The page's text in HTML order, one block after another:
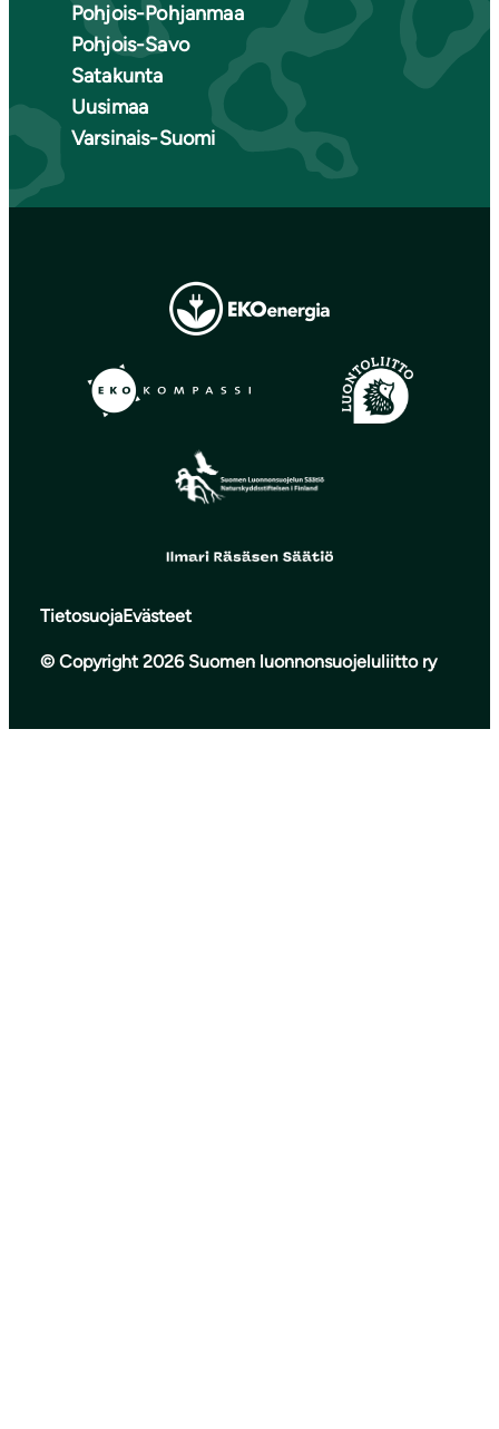
Pohjois-Pohjanmaa
Pohjois-Savo
Satakunta
Uusimaa
Varsinais-Suomi
TietosuojaEvästeet
© Copyright 2026 Suomen luonnonsuojeluliitto ry